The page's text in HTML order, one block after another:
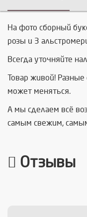
На фото сборный
розы и 3
Всегда уточняйте
Товар живой! Разные
может меняться.
А мы сделаем всё
самым свежим,
Отзывы